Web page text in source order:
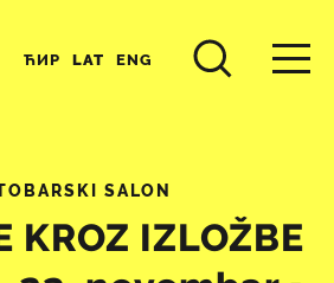
ЋИР LAT ENG
SALON
KROZ IZLOŽBE